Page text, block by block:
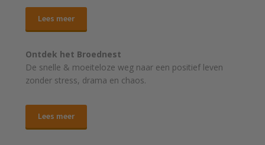
Lees meer
Ontdek het Broednest
De snelle & moeiteloze weg naar een positief leven
zonder stress, drama en chaos.
Lees meer